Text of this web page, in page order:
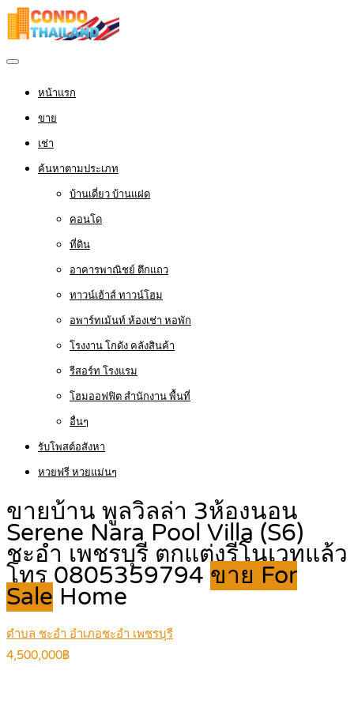
หน้าแรก
ขาย
เช่า
ค้นหาตามประเภท
บ้านเดี่ยว บ้านแฝด
คอนโด
ที่ดิน
อาคารพาณิชย์ ตึกแถว
ทาวน์เฮ้าส์ ทาวน์โฮม
อพาร์ทเม้นท์ ห้องเช่า หอพัก
โรงงาน โกดัง คลังสินค้า
รีสอร์ท โรงแรม
โฮมออฟฟิต สำนักงาน พื้นที่
อื่นๆ
รับโพสต์อสังหา
หวยฟรี หวยแม่นๆ
ขายบ้าน พูลวิลล่า 3ห้องนอน
Serene Nara Pool Villa (S6)
ชะอำ เพชรบุรี ตกแต่งรีโนเวทแล้ว
โทร 0805359794 ขาย For
Sale Home
ตำบล ชะอำ อำเภอชะอำ เพชรบุรี
4,500,000฿